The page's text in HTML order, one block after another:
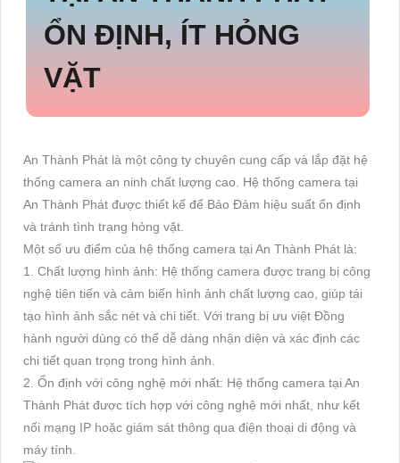
ỔN ĐỊNH, ÍT HỎNG
VẶT
An Thành Phát là một công ty chuyên cung cấp và lắp đặt hệ
thống camera an ninh chất lượng cao. Hệ thống camera tại
An Thành Phát được thiết kế để Bảo Đảm hiệu suất ổn định
và tránh tình trạng hỏng vặt.
Một số ưu điểm của hệ thống camera tại An Thành Phát là:
1. Chất lượng hình ảnh: Hệ thống camera được trang bị công
nghệ tiên tiến và cảm biến hình ảnh chất lượng cao, giúp tái
tạo hình ảnh sắc nét và chi tiết. Với trang bị ưu việt Đồng
hành người dùng có thể dễ dàng nhận diện và xác định các
chi tiết quan trọng trong hình ảnh.
2. Ổn định với công nghệ mới nhất: Hệ thống camera tại An
Thành Phát được tích hợp với công nghệ mới nhất, như kết
nối mạng IP hoặc giám sát thông qua điện thoại di động và
máy tính.